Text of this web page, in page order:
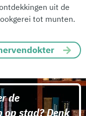
uit de
tot munten.
de
stad? Denk